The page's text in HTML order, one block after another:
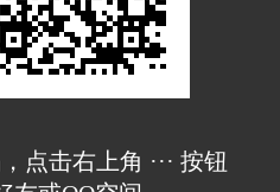
点击右上角 ··· 按钮